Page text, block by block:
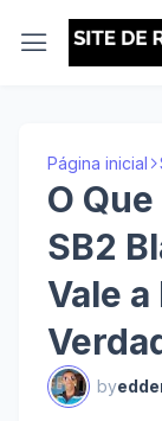
Página inicial
O
SB2
Vale a
by